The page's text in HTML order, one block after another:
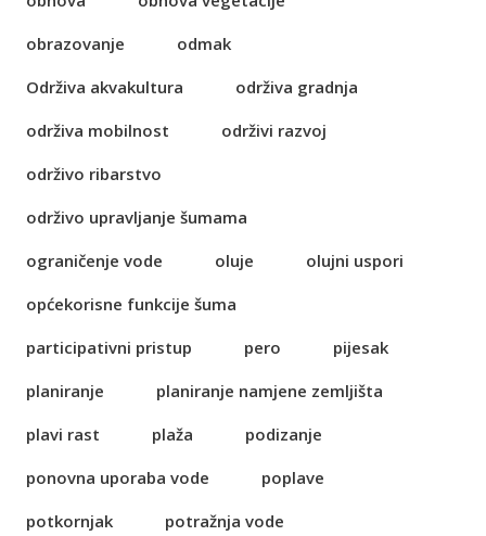
obrazovanje
odmak
Održiva akvakultura
održiva gradnja
održiva mobilnost
održivi razvoj
održivo ribarstvo
održivo upravljanje šumama
ograničenje vode
oluje
olujni uspori
općekorisne funkcije šuma
participativni pristup
pero
pijesak
planiranje
planiranje namjene zemljišta
plavi rast
plaža
podizanje
ponovna uporaba vode
poplave
potkornjak
potražnja vode